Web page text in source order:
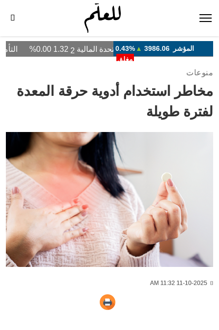
منوعات
مخاطر استخدام أدوية حرقة المعدة
لفترة طويلة